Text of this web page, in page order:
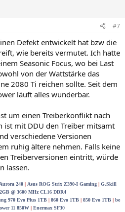
#7
Defekt entwickelt hat bzw die
wie bereits vermutet. Ich hatte
Seasonic Focus, wo bei Last
von der Wattstärke das
2080 Ti reichen sollte. Seit dem
läuft alles wunderbar.
um einen Treiberkonflikt nach
ist mit DDU den Treiber mitsamt
verschiedene Versionen
ruhig ältere nehmen. Falls keine
Treiberversionen eintritt, würde
lassen.
240 | Asus ROG Strix Z390-I Gaming | G.Skill
@ 3600 MHz CL16 DDR4
970 Evo Plus 1TB | 860 Evo 1TB | 850 Evo 1TB | be
11 850W | Enermax SF30